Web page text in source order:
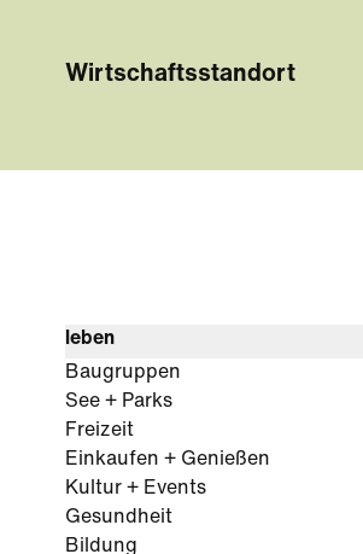
Wirtschaftsstandort
leben
Baugruppen
See + Parks
Freizeit
Einkaufen + Genießen
Kultur + Events
Gesundheit
Bildung